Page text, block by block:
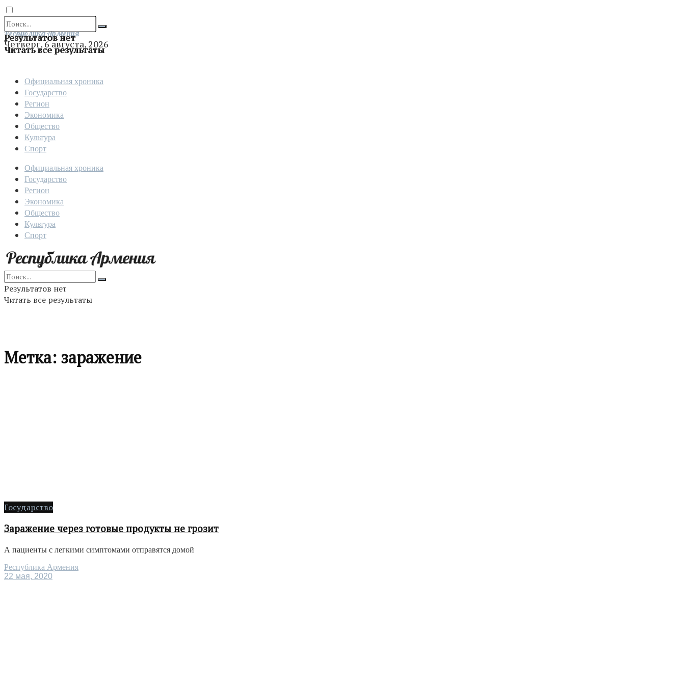
Результатов нет
Читать все результаты
Отправить
Республика Армения
Четверг, 6 августа, 2026
Официальная хроника
Государство
Регион
Экономика
Общество
Культура
Спорт
Официальная хроника
Государство
Регион
Экономика
Общество
Культура
Спорт
Результатов нет
Читать все результаты
Метка: заражение
Государство
Заражение через готовые продукты не грозит
А пациенты с легкими симптомами отправятся домой
Республика Армения
22 мая, 2020